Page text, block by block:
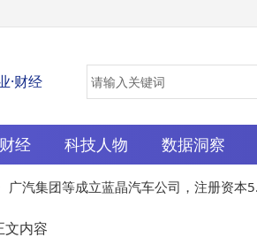
·财经
经 科技人物 数据洞察
汽集团等成立蓝晶汽车公司，注册资本50
万
文内容